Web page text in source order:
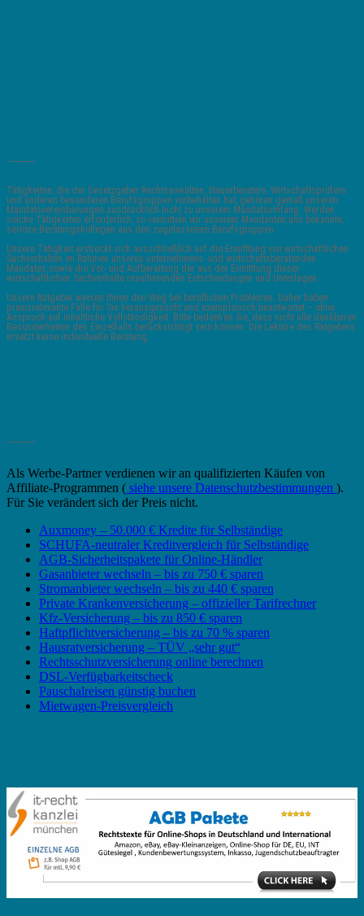
Tätigkeiten, die der Gesetzgeber Rechtsanwälten, Steuerberatern, Wirtschaftsprüfern
und anderen besonderen Berufsgruppen vorbehalten hat, gehören gemäß unseren
Mandatsvereinbarungen ausdrücklich nicht zu unserem Mandatsumfang. Werden
solche Tätigkeiten erforderlich, so vermitteln wir unserem Mandanten uns bekannte,
seriöse Beratungskollegen aus den zugelassenen Berufsgruppen.
Unsere Tätigkeit erstreckt sich ausschließlich auf die Ermittlung von wirtschaftlichen
Sachverhalten im Rahmen unseres unternehmens- und wirtschaftsberatenden
Mandates sowie die Vor- und Aufbereitung der aus der Ermittlung dieser
wirtschaftlichen Sachverhalte resultierenden Entscheidungen und Unterlagen.
Unsere Ratgeber weisen Ihnen den Weg bei beruflichen Problemen. Daher haben
praxisrelevante Fälle für Sie herausgesucht und exemplarisch beantwortet – ohne
Anspruch auf inhaltliche Vollständigkeit. Bitte bedenken Sie, dass nicht alle denkbaren
Besonderheiten des Einzelfalls berücksichtigt sein können. Die Lektüre des Ratgebers
ersetzt keine individuelle Beratung.
Als Werbe-Partner verdienen wir an qualifizierten Käufen von
Affiliate-Programmen ( siehe unsere Datenschutzbestimmungen ).
Für Sie verändert sich der Preis nicht.
Auxmoney – 50.000 € Kredite für Selbständige
SCHUFA-neutraler Kreditvergleich für Selbständige
AGB-Sicherheitspakete für Online-Händler
Gasanbieter wechseln – bis zu 750 € sparen
Stromanbieter wechseln – bis zu 440 € sparen
Private Krankenversicherung – offizieller Tarifrechner
Kfz-Versicherung – bis zu 850 € sparen
Haftpflichtversicherung – bis zu 70 % sparen
Hausratversicherung – TÜV „sehr gut“
Rechtsschutzversicherung online berechnen
DSL-Verfügbarkeitscheck
Pauschalreisen günstig buchen
Mietwagen-Preisvergleich